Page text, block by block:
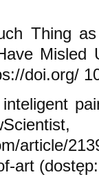
Thing
Misled
doi.org/
article/
art